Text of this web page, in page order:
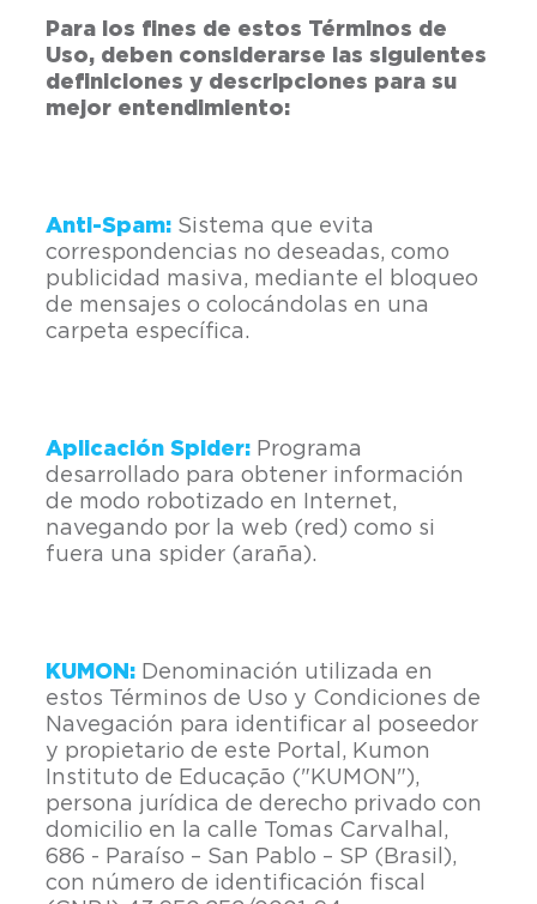
Para los fines de estos Términos de
Uso, deben considerarse las siguientes
definiciones y descripciones para su
mejor entendimiento:
Anti-Spam: Sistema que evita
correspondencias no deseadas, como
publicidad masiva, mediante el bloqueo
de mensajes o colocándolas en una
carpeta específica.
Aplicación Spider: Programa
desarrollado para obtener información
de modo robotizado en Internet,
navegando por la web (red) como si
fuera una spider (araña).
KUMON: Denominación utilizada en
estos Términos de Uso y Condiciones de
Navegación para identificar al poseedor
y propietario de este Portal, Kumon
Instituto de Educação ("KUMON"),
persona jurídica de derecho privado con
domicilio en la calle Tomas Carvalhal,
686 - Paraíso – San Pablo – SP (Brasil),
con número de identificación fiscal